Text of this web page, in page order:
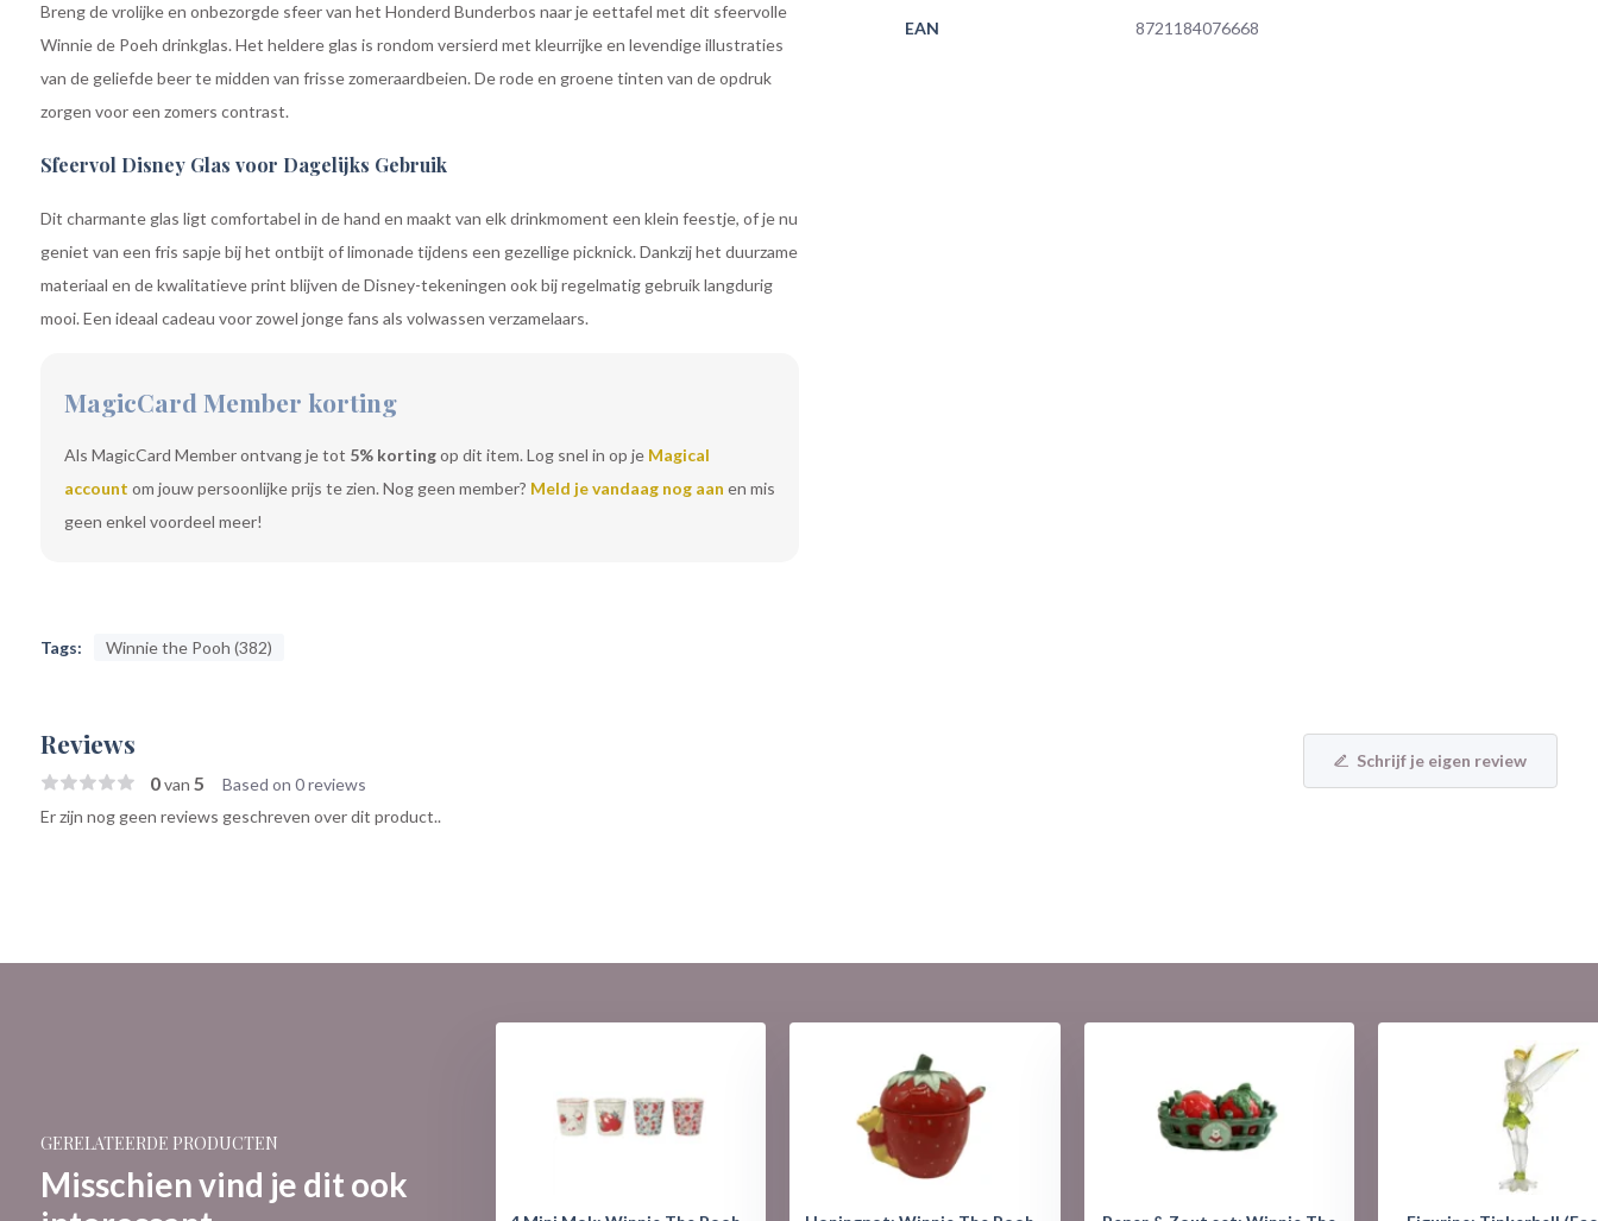
Breng de vrolijke en onbezorgde sfeer van het Honderd Bunderbos naar je eettafel met dit sfeervolle
Winnie de Poeh drinkglas. Het heldere glas is rondom versierd met kleurrijke en levendige illustraties
van de geliefde beer te midden van frisse zomeraardbeien. De rode en groene tinten van de opdruk
zorgen voor een zomers contrast.
Sfeervol Disney Glas voor Dagelijks Gebruik
Dit charmante glas ligt comfortabel in de hand en maakt van elk drinkmoment een klein feestje, of je nu
geniet van een fris sapje bij het ontbijt of limonade tijdens een gezellige picknick. Dankzij het duurzame
materiaal en de kwalitatieve print blijven de Disney-tekeningen ook bij regelmatig gebruik langdurig
mooi. Een ideaal cadeau voor zowel jonge fans als volwassen verzamelaars.
MagicCard Member korting
Als MagicCard Member ontvang je tot 5% kortingop dit item. Log snel in op je Magical
account om jouw persoonlijke prijs te zien. Nog geen member? Meld je vandaag nog aan en mis
geen enkel voordeel meer!
Tags: Winnie the Pooh (382)
EAN 8721184076668
Reviews
0van 5 Based on 0 reviews
Schrijf je eigen review
Er zijn nog geen reviews geschreven over dit product..
GERELATEERDE PRODUCTEN
Misschien vind je dit ook